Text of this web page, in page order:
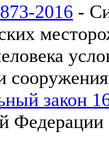
2016 -
закон
Федерации